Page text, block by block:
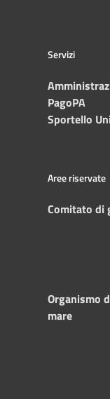
Servizi
PagoPA
Sportello
Aree riservate
Comitato di
Organismo
mare